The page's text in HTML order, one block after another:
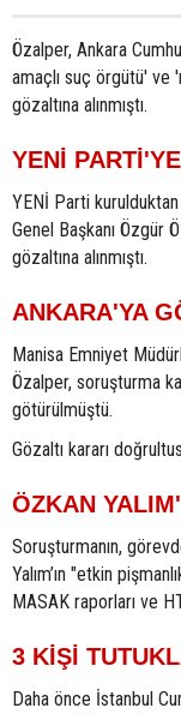
Özalper, Ankara
amaçlı suç örgütü' ve
gözaltına alınmıştı.
YENİ
YENİ Parti
Genel Başkanı Özgür
gözaltına alınmıştı.
ANKARA'YA
Manisa Emniyet
Özalper, soruşturma
götürülmüştü.
Gözaltı kararı
ÖZKAN
Soruşturmanın,
Yalım’ın "etkin
MASAK raporları ve
3 KİŞİ
Daha önce İstanbul